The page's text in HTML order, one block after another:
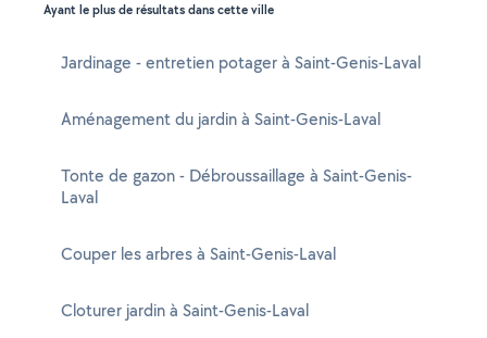
Ayant le plus de résultats dans cette ville
Jardinage - entretien potager à Saint-Genis-Laval
Aménagement du jardin à Saint-Genis-Laval
Tonte de gazon - Débroussaillage à Saint-Genis-
Laval
Couper les arbres à Saint-Genis-Laval
Cloturer jardin à Saint-Genis-Laval